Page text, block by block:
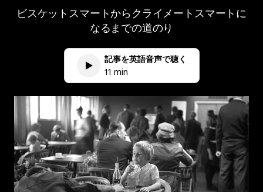
ビスケットスマートからクライメートスマートに
なるまでの道のり
記事を英語音声で聴く
11 min